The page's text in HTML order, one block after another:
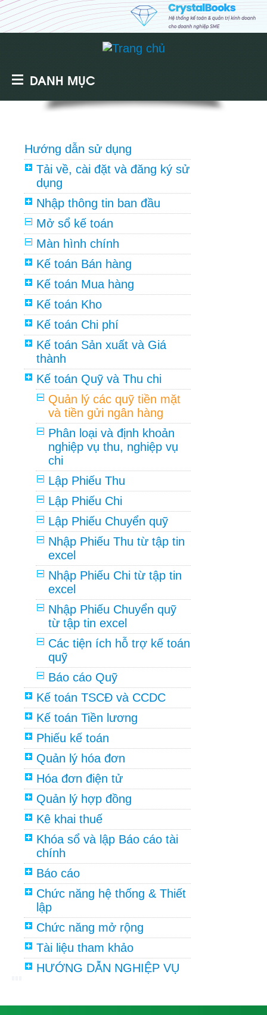
DANH MỤC
Hướng dẫn sử dụng
Tải về, cài đặt và đăng ký sử
dụng
Nhập thông tin ban đầu
Mở sổ kế toán
Màn hình chính
Kế toán Bán hàng
Kế toán Mua hàng
Kế toán Kho
Kế toán Chi phí
Kế toán Sản xuất và Giá
thành
Kế toán Quỹ và Thu chi
Quản lý các quỹ tiền mặt
và tiền gửi ngân hàng
Phân loại và định khoản
nghiệp vụ thu, nghiệp vụ
chi
Lập Phiếu Thu
Lập Phiếu Chi
Lập Phiếu Chuyển quỹ
Nhập Phiếu Thu từ tập tin
excel
Nhập Phiếu Chi từ tập tin
excel
Nhập Phiếu Chuyển quỹ
từ tập tin excel
Các tiện ích hỗ trợ kế toán
quỹ
Báo cáo Quỹ
Kế toán TSCĐ và CCDC
Kế toán Tiền lương
Phiếu kế toán
Quản lý hóa đơn
Hóa đơn điện tử
Quản lý hợp đồng
Kê khai thuế
Khóa sổ và lập Báo cáo tài
chính
Báo cáo
Chức năng hệ thống & Thiết
lập
Chức năng mở rộng
Tài liệu tham khảo
HƯỚNG DẪN NGHIỆP VỤ